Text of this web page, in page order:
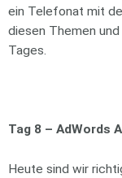
ein Telefonat mit
diesen Themen
Tages.
Tag 8 – AdWords
Heute sind wir